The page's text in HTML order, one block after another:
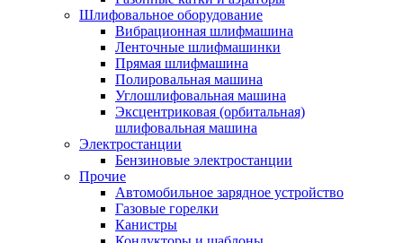
Шлифовальное оборудование
Вибрационная шлифмашина
Ленточные шлифмашинки
Прямая шлифмашина
Полировальная машина
Углошлифовальная машина
Эксцентриковая (орбитальная)
шлифовальная машина
Электростанции
Бензиновые электростанции
Прочие
Автомобильное зарядное устройство
Газовые горелки
Канистры